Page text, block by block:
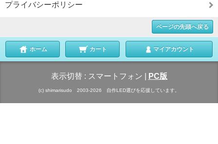
プライバシーポリシー
ページの先頭へ戻る
ホーム カート マイアカウント
表示切替 : スマートフォン PC版
(c) shimarisudo 2003-2026 自作LED選びを応援しています。